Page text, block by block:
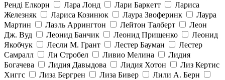
Ренді Елкорн
Лара Лонд Лари Баркетт
Лариса
Железняк
Лариса Козинюк Лаура Звоферинк
Лаура
Мартин
Лаэль Аррингтон Лейтон Талберт
Леон
Дж. Вуд
Леонид Банчик Леонид Прищенко
Леонид
Якобчук
Лесли М. Грант Лестер Бауман
Лестер
Самралл
Ли Стробел Ливио Мелина
Лидия
Богачева
Лидия Давыдова Лидия Хотон
Лиз Кертис
Хиггс
Лиза Бергрен Лиза Бивер
Лили А. Берн